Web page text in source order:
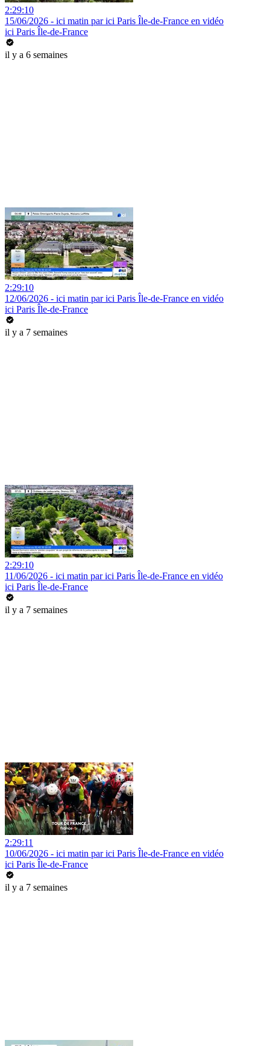
2:29:10
15/06/2026 - ici matin par ici Paris Île-de-France en vidéo
ici Paris Île-de-France
il y a 6 semaines
2:29:10
12/06/2026 - ici matin par ici Paris Île-de-France en vidéo
ici Paris Île-de-France
il y a 7 semaines
2:29:10
11/06/2026 - ici matin par ici Paris Île-de-France en vidéo
ici Paris Île-de-France
il y a 7 semaines
2:29:11
10/06/2026 - ici matin par ici Paris Île-de-France en vidéo
ici Paris Île-de-France
il y a 7 semaines